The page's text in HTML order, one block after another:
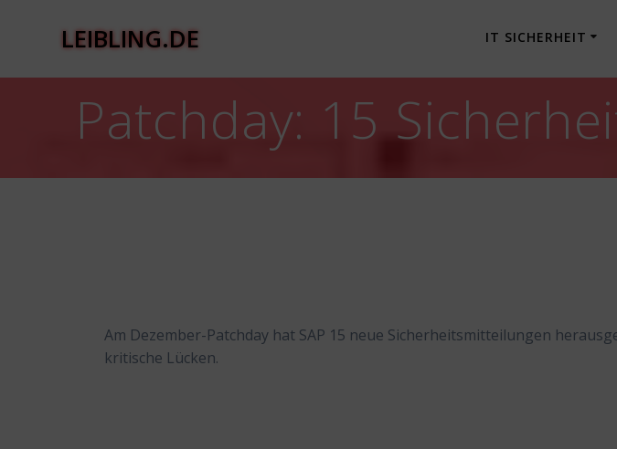
LEIBLING.DE IT SICHERHEIT
Patchday: 15
Am Dezember-Patchday hat SAP 15 neue Sicherheitsmitteilungen
kritische Lücken.